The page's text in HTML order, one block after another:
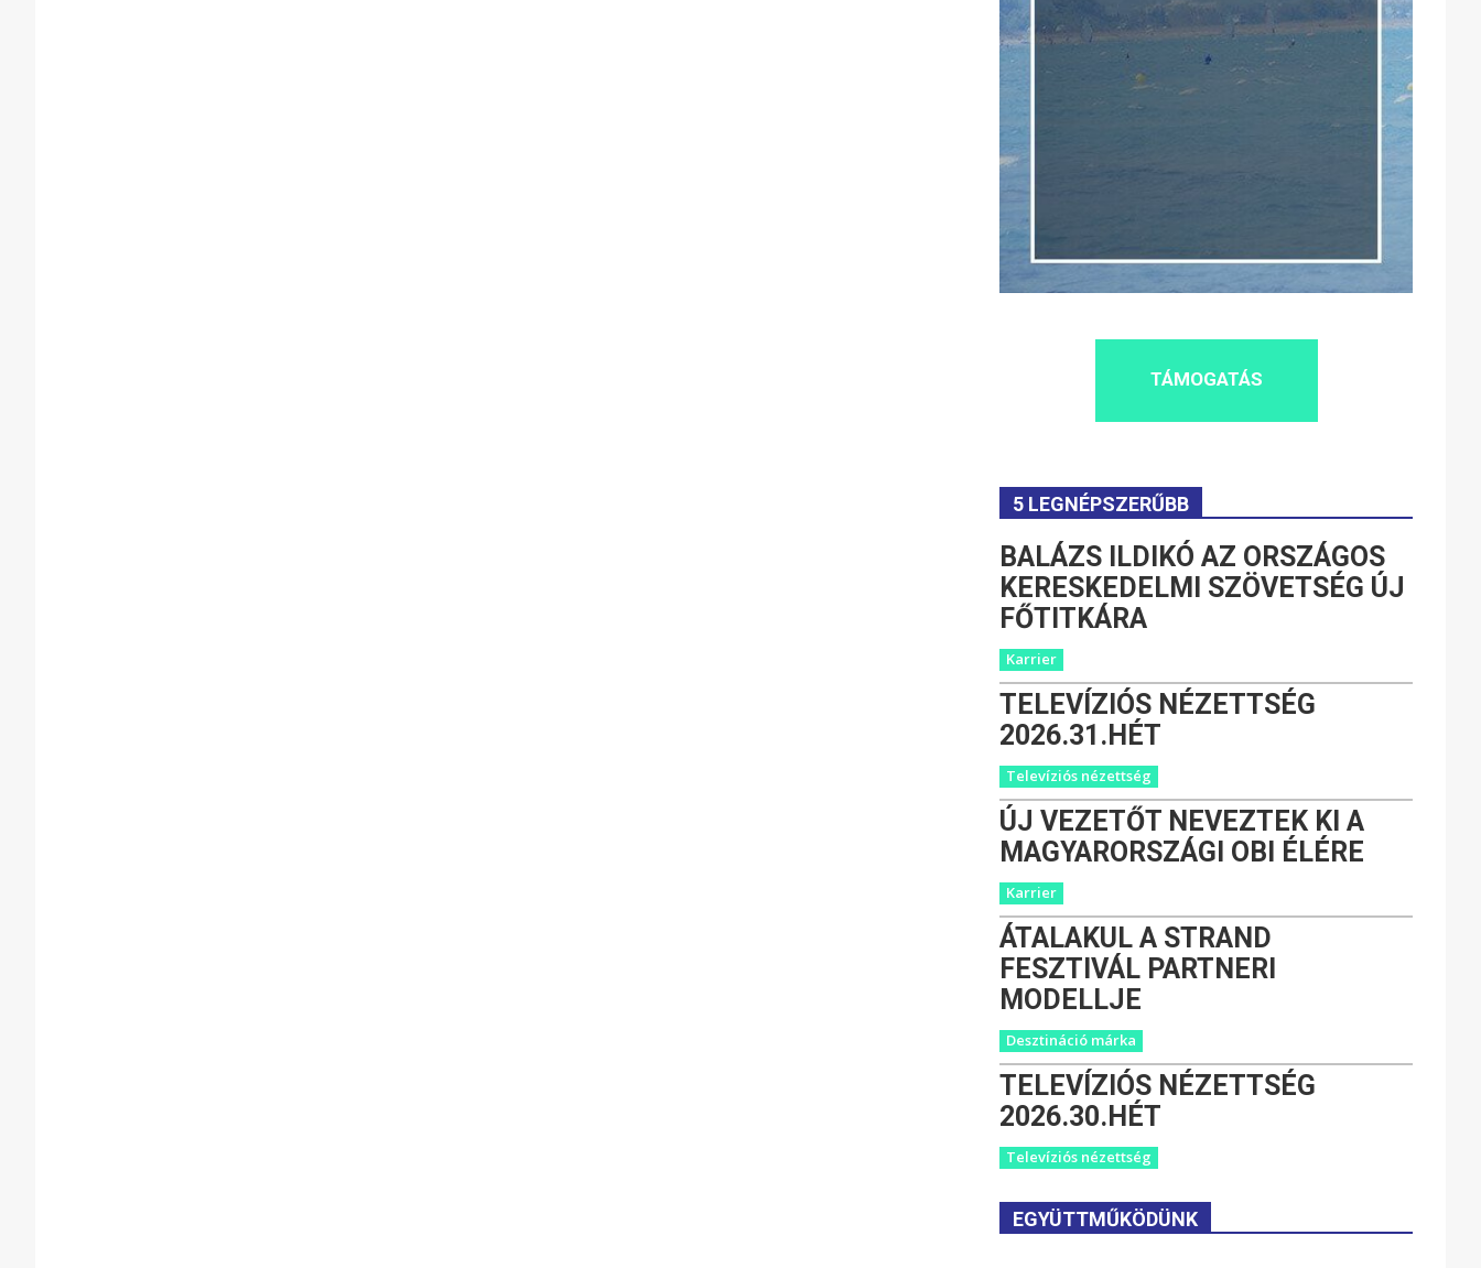
TÁMOGATÁS
5 LEGNÉPSZERŰBB
BALÁZS ILDIKÓ AZ ORSZÁGOS
KERESKEDELMI SZÖVETSÉG ÚJ
FŐTITKÁRA
Karrier
TELEVÍZIÓS NÉZETTSÉG
2026.31.HÉT
Televíziós nézettség
ÚJ VEZETŐT NEVEZTEK KI A
MAGYARORSZÁGI OBI ÉLÉRE
Karrier
ÁTALAKUL A STRAND
FESZTIVÁL PARTNERI
MODELLJE
Desztináció márka
TELEVÍZIÓS NÉZETTSÉG
2026.30.HÉT
Televíziós nézettség
EGYÜTTMŰKÖDÜNK